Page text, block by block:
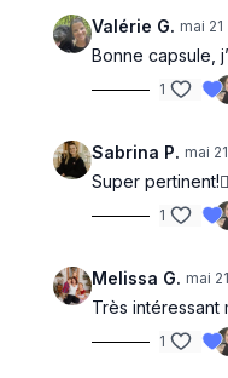
Valérie G. mai 21
Bonne capsule,
1
Sabrina P. mai 21
Super
1
Melissa G. mai 21
Très intéressant
1